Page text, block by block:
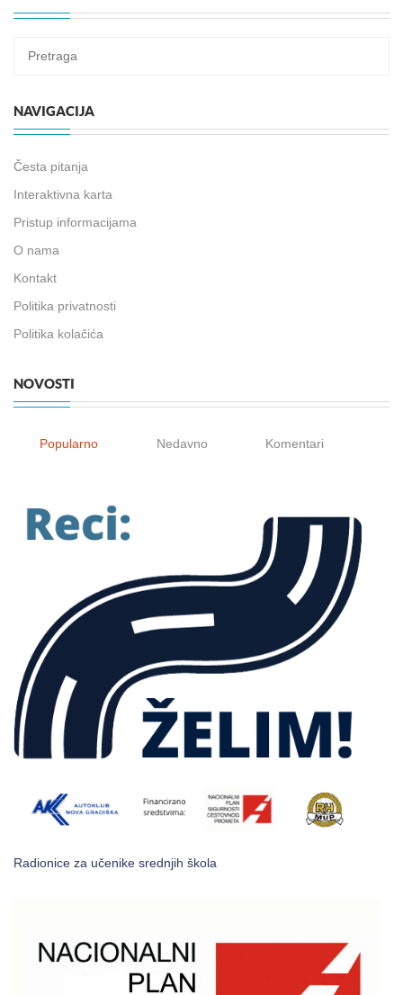
NAVIGACIJA
Česta pitanja
Interaktivna karta
Pristup informacijama
O nama
Kontakt
Politika privatnosti
Politika kolačića
NOVOSTI
Popularno Nedavno Komentari
Radionice za učenike srednjih škola